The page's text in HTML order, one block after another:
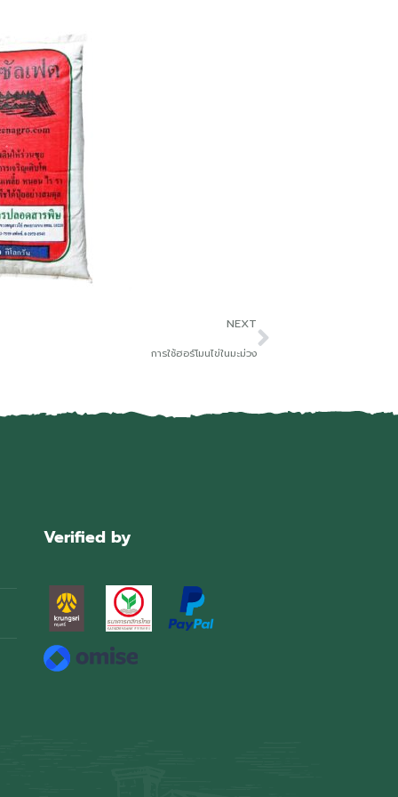
NEXT
การใช้ฮอร์โมนไข่ในมะม่วง
Verified by